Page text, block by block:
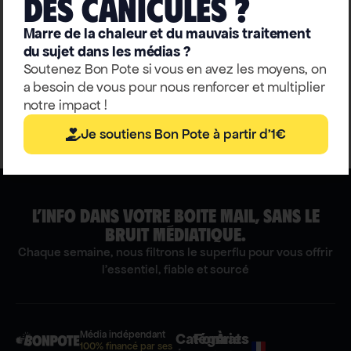
Analyse : les nazis étaient-ils
écolos ?
Samy Bounoua
L’INFO DANS VOTRE BOITE MAIL, SANS LE
BRUIT MÉDIATIQUE.
Chaque semaine, nous filtrons le superflu pour vous offrir
l'essentiel, fiable et sourcé
Média indépendant
100% financé par ses Catégories
Formats
À
deS caniculeS ?
Marre de la chaleur et du mauvais traitement
du sujet dans les médias ?
Soutenez Bon Pote si vous en avez les moyens, on
a besoin de vous pour nous renforcer et multiplier
notre impact !
Je soutiens Bon Pote à partir d'1€